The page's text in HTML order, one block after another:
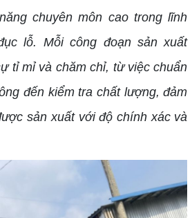
chuyên môn cao trong lĩnh
lỗ. Mỗi công đoạn sản xuất
tỉ mỉ và chăm chỉ, từ việc chuẩn
đến kiểm tra chất lượng, đảm
sản xuất với độ chính xác và